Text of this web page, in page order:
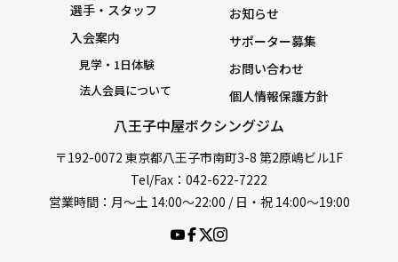
八王子中屋ボクシングジム
〒192-0072 東京都八王子市南町3-8 第2原嶋ビル1F
Tel/Fax：042-622-7222
営業時間：月〜土 14:00〜22:00 / 日・祝 14:00〜19:00
選手・スタッフ
入会案内
見学・1日体験
法人会員について
お知らせ
サポーター募集
お問い合わせ
個人情報保護方針